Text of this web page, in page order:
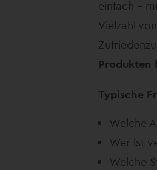
einfach –
Vielzahl
Produkten
Typische
Welche
Wer ist
Welche